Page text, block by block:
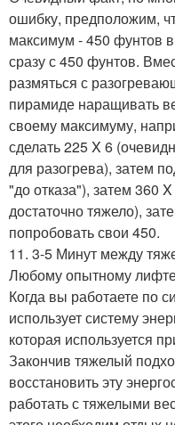
ошибку, предположим,
максимум - 450 фунтов
сразу с 450 фунтов.
размяться с
пирамиде наращивать
своему максимуму,
сделать 225 X 6
для разогрева), затем
"до отказа"), затем 360
достаточно тяжело),
попробовать свои 450.
11. 3-5 Минут между
Любому опытному
Когда вы работаете по
использует систему
которая используется
Закончив тяжелый
восстановить эту
работать с тяжелыми